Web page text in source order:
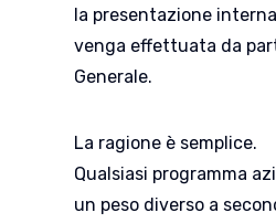
la presentazione
venga effettuata da
Generale.
La ragione è semplice.
Qualsiasi programma
un peso diverso a